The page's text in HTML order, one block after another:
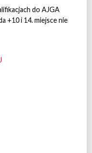
do AJGA
+10 i 14. miejsce nie